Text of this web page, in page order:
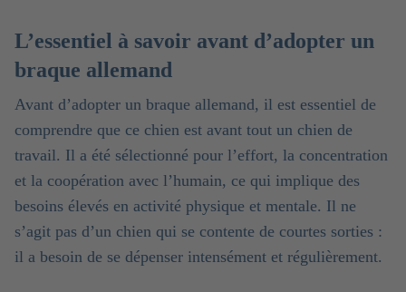
L’essentiel à savoir avant d’adopter un
braque allemand
Avant d’adopter un braque allemand, il est essentiel de
comprendre que ce chien est avant tout un chien de
travail. Il a été sélectionné pour l’effort, la concentration
et la coopération avec l’humain, ce qui implique des
besoins élevés en activité physique et mentale. Il ne
s’agit pas d’un chien qui se contente de courtes sorties :
il a besoin de se dépenser intensément et régulièrement.